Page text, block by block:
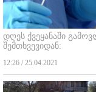
დღეს ქვეყანაში
შემთხვევიდან:
12:26 / 25.04.2021